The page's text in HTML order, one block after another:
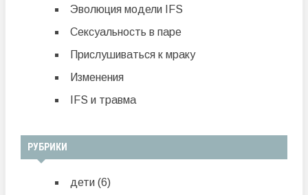
Эволюция модели IFS
Сексуальность в паре
Прислушиваться к мраку
Изменения
IFS и травма
РУБРИКИ
дети(6)